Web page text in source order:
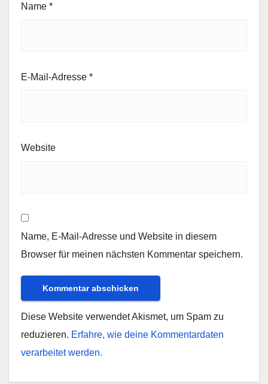
Name *
E-Mail-Adresse *
Website
Name, E-Mail-Adresse und Website in diesem
Browser für meinen nächsten Kommentar speichern.
Diese Website verwendet Akismet, um Spam zu
reduzieren. Erfahre, wie deine Kommentardaten
verarbeitet werden.